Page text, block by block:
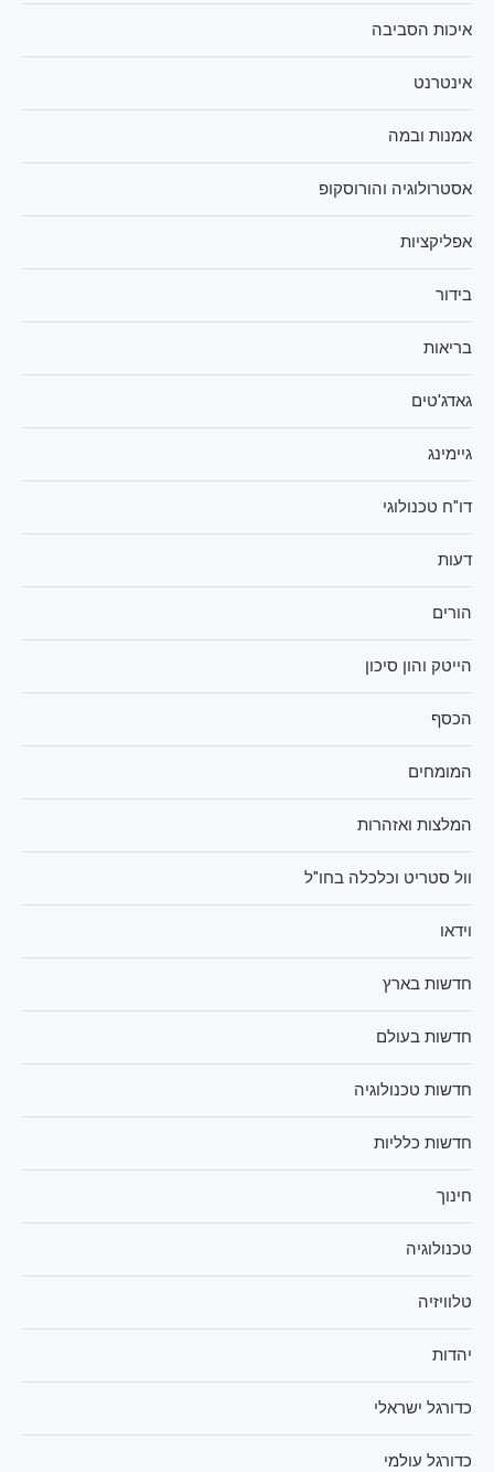
איכות הסביבה
אינטרנט
אמנות ובמה
אסטרולוגיה והורוסקופ
אפליקציות
בידור
בריאות
גאדג'טים
גיימינג
דו"ח טכנולוגי
דעות
הורים
הייטק והון סיכון
הכסף
המומחים
המלצות ואזהרות
וול סטריט וכלכלה בחו"ל
וידאו
חדשות בארץ
חדשות בעולם
חדשות טכנולוגיה
חדשות כלליות
חינוך
טכנולוגיה
טלוויזיה
יהדות
כדורגל ישראלי
כדורגל עולמי